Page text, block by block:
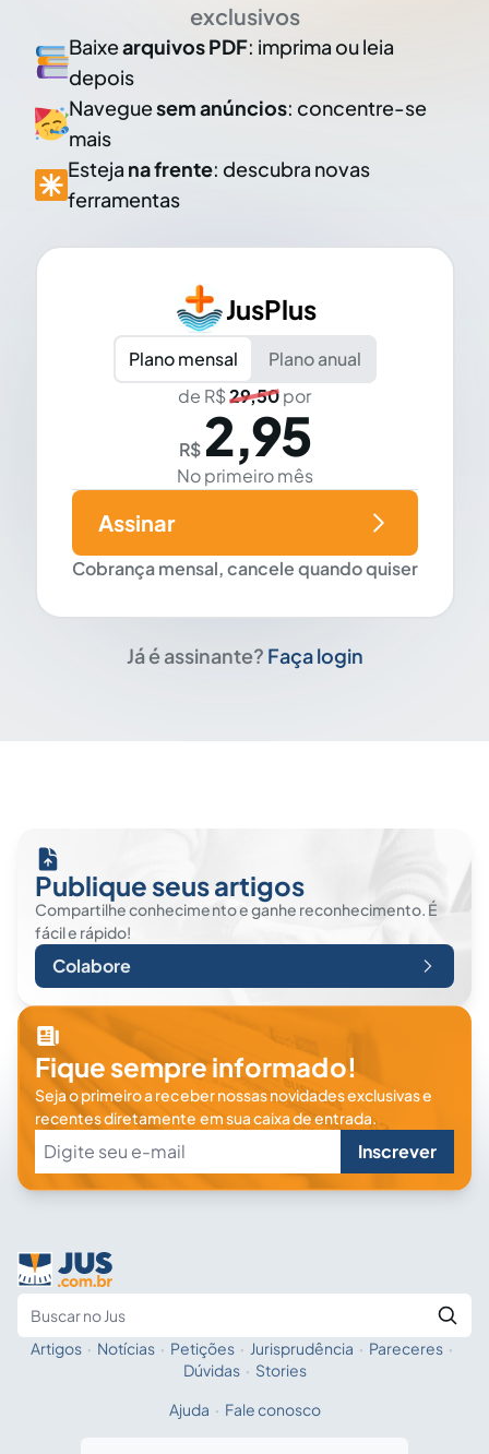
exclusivos
Baixearquivos PDF: imprima ou leia
depois
Naveguesem anúncios: concentre-se
mais
Esteja na frente: descubra novas
ferramentas
JusPlus
Plano mensal
Plano anual
de R$29,50por
R$ 2,95
No primeiro mês
Cobrança mensal, cancele quando quiser
Assinar
Já é assinante? Faça login
Publique seus artigos
Compartilhe conhecimento e ganhe reconhecimento. É
fácil e rápido!
Colabore
Fique sempre informado!
Seja o primeiro a receber nossas novidades exclusivas e
recentes diretamente em sua caixa de entrada.
Inscrever
Fale com a IA
Artigos · Notícias · Petições · Jurisprudência · Pareceres ·
Dúvidas · Stories
Ajuda · Fale conosco